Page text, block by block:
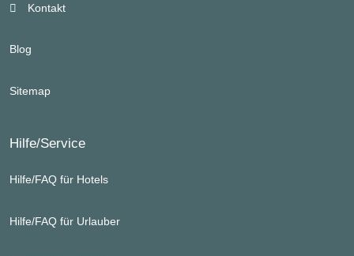
Kontakt
Blog
Sitemap
Hilfe/Service
Hilfe/FAQ für Hotels
Hilfe/FAQ für Urlauber